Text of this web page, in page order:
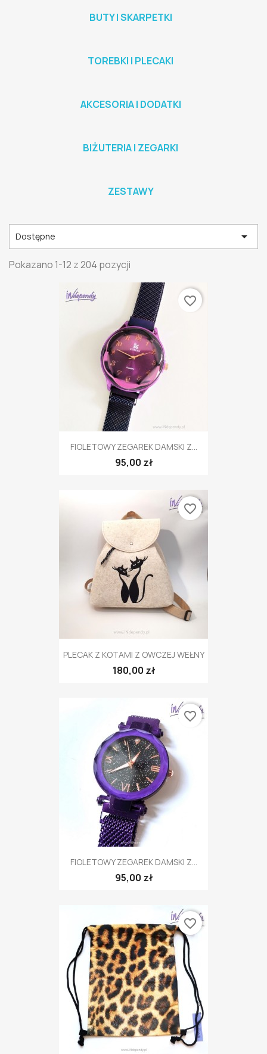
BUTY I SKARPETKI
TOREBKI I PLECAKI
AKCESORIA I DODATKI
BIŻUTERIA I ZEGARKI
ZESTAWY
Dostępne 
Pokazano 1-12 z 204 pozycji
FIOLETOWY ZEGAREK DAMSKI Z...
95,00 zł
favorite_border
PLECAK Z KOTAMI Z OWCZEJ WEŁNY
180,00 zł
favorite_border
FIOLETOWY ZEGAREK DAMSKI Z...
95,00 zł
favorite_border
favorite_border